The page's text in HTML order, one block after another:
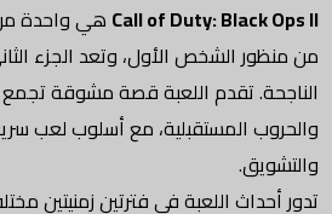
Call of Duty: Black Ops II هي واحدة
من منظور الشخص الأول، وتعد الجزء
الناجحة. تقدم اللعبة قصة مشوقة تجمع
والحروب المستقبلية، مع أسلوب لعب
والتشويق.
تدور أحداث اللعبة في فترتين زمنيتين